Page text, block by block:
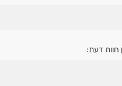
חוות דעת: